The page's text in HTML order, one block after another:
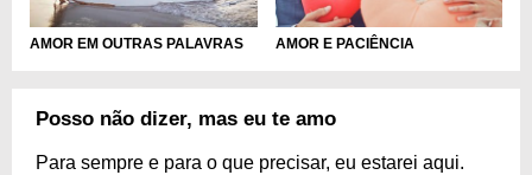
AMOR EM OUTRAS PALAVRAS AMOR E PACIÊNCIA
Posso não dizer, mas eu te amo
Para sempre e para o que precisar, eu estarei aqui.